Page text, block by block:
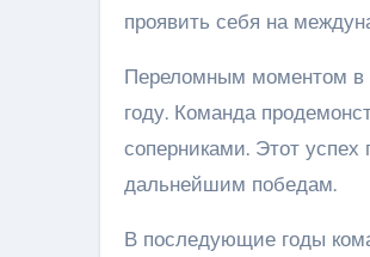
проявить себя на
Переломным моментом в
году. Команда
соперниками. Этот
дальнейшим победам.
В последующие годы